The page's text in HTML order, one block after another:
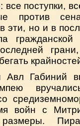
поступки,
против
эти, но и в
Габиний
войн с